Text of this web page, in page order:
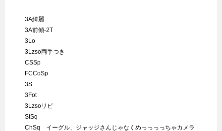
3A綺麗
3A前傾-2T
3Lo
3Lzso両手つき
CSSp
FCCoSp
3S
3Fot
3Lzsoリピ
StSq
ChSq イーグル、ジャッジさんじゃなくめっっっっちゃカメラ